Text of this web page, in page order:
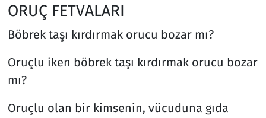
ORUÇ FETVALARI
Böbrek taşı kırdırmak orucu bozar mı?
Oruçlu iken böbrek taşı kırdırmak orucu bozar
mı?
Oruçlu olan bir kimsenin, vücuduna gıda